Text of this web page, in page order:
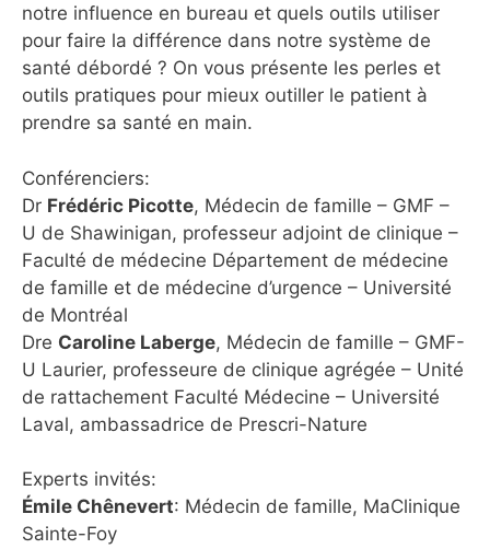
notre influence en bureau et quels outils utiliser
pour faire la différence dans notre système de
santé débordé ? On vous présente les perles et
outils pratiques pour mieux outiller le patient à
prendre sa santé en main.
Conférenciers:
Dr Frédéric Picotte, Médecin de famille – GMF –
U de Shawinigan, professeur adjoint de clinique –
Faculté de médecine Département de médecine
de famille et de médecine d’urgence – Université
de Montréal
Dre Caroline Laberge, Médecin de famille – GMF-
U Laurier, professeure de clinique agrégée – Unité
de rattachement Faculté Médecine – Université
Laval, ambassadrice de Prescri-Nature
Experts invités:
Émile Chênevert: Médecin de famille, MaClinique
Sainte-Foy